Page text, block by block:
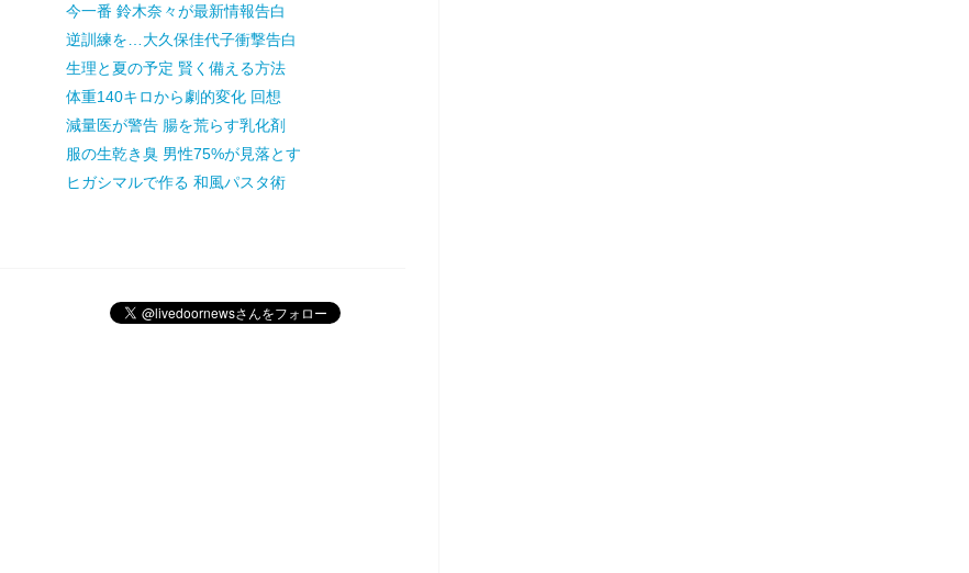
今一番 鈴木奈々が最新情報告白
逆訓練を…大久保佳代子衝撃告白
生理と夏の予定 賢く備える方法
体重140キロから劇的変化 回想
減量医が警告 腸を荒らす乳化剤
服の生乾き臭 男性75%が見落とす
ヒガシマルで作る 和風パスタ術